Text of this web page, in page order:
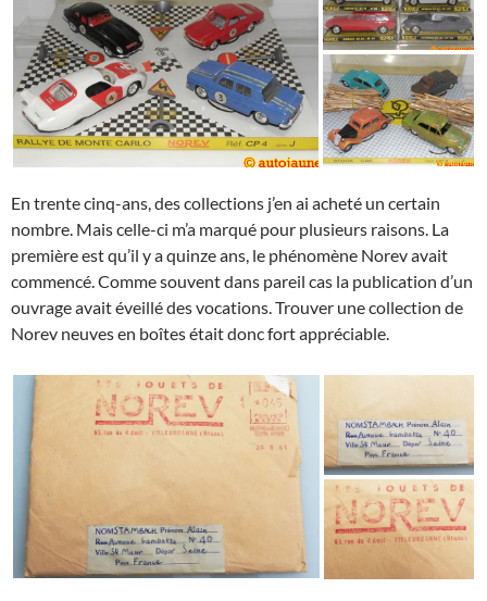
En trente cinq-ans, des collections j’en ai acheté un certain
nombre. Mais celle-ci m’a marqué pour plusieurs raisons. La
première est qu’il y a quinze ans, le phénomène Norev avait
commencé. Comme souvent dans pareil cas la publication d’un
ouvrage avait éveillé des vocations. Trouver une collection de
Norev neuves en boîtes était donc fort appréciable.